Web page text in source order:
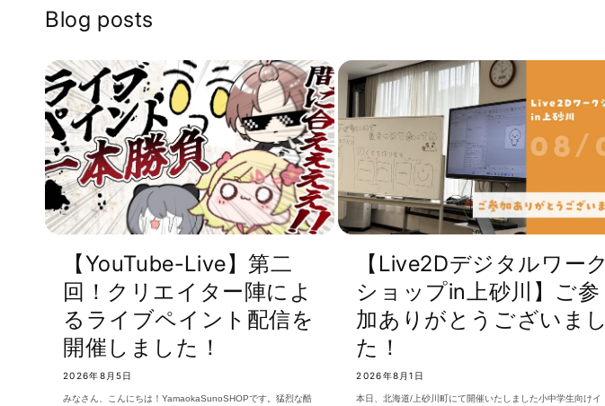
Blog posts
【YouTube-Live】第二
回！クリエイター陣によ
るライブペイント配信を
開催しました！
2026年8月5日
みなさん、こんにちは！YamaokaSunoSHOPです。猛烈な酷
【Live2Dデジタルワーク
ショップin上砂川】ご参
加ありがとうございまし
た！
2026年8月1日
本日、北海道/上砂川町にて開催いたしました小中学生向けイ